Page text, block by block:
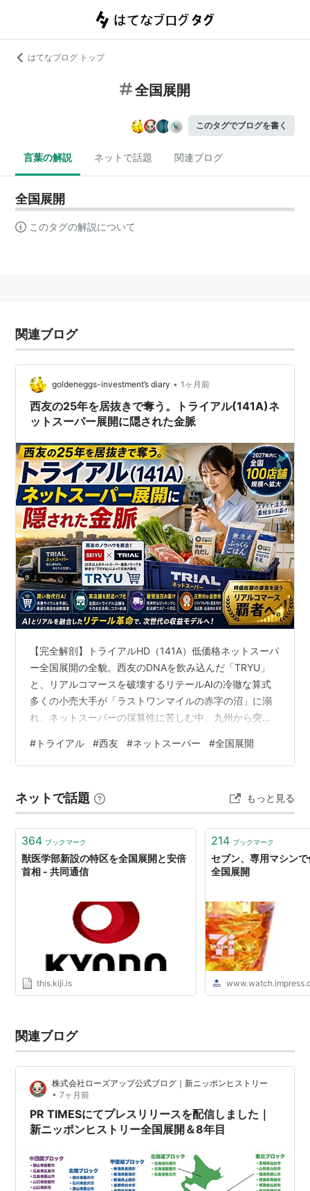
はてなブログ トップ
全国展開
このタグでブログを書く
言葉の解説 ネットで話題 関連ブログ
全国展開
このタグの解説について
関連ブログ
goldeneggs-investment’s diary • 1ヶ月前
西友の25年を居抜きで奪う。トライアル(141A)ネ
ットスーパー展開に隠された金脈
【完全解剖】トライアルHD（141A）低価格ネットスーパ
ー全国展開の全貌。西友のDNAを飲み込んだ「TRYU」
と、リアルコマースを破壊するリテールAIの冷徹な算式
多くの小売大手が「ラストワンマイルの赤字の沼」に溺
れ、ネットスーパーの採算性に苦しむ中、九州から突如
に本格的なデジタルシフトの号砲を鳴らしました。ディ
スカウントスーパーの絶対王者であるトライアルホール
式会社TRYU（トライユー）」を軸に、西友が25年以上
蓄積してきたネットスーパーの運営ノウハウを完全内製
化。AIを駆使した店舗運…
# トライアル #西友 #ネットスーパー #全国展開
ネットで話題 もっと見る
364 ブックマーク
獣医学部新設の特区を全国展開と安倍
首相 - 共同通信
this.kiji.is
214 ブックマーク
セブン、専用マシン
全国展開
関連ブログ
株式会社ローズアップ公式ブログ｜新ニッポンヒストリー
• 7ヶ月前
PR TIMESにてプレスリリースを配信しました｜
新ニッポンヒストリー全国展開＆8年目